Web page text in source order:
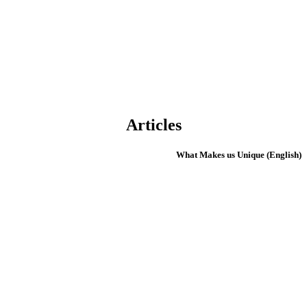
Articles
(English) What Makes us Unique